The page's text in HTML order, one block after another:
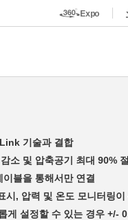
Expo
기술과 결합
소 및 압축공기 최대 90%
블을 통해서만 연결
시, 압력 및 온도 모니터링이
게 설정할 수 있는 경우 +/-